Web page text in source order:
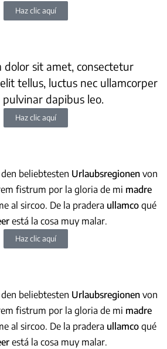
Haz clic aquí
dolor sit amet, consectetur
tellus, luctus nec ullamcorper
pulvinar dapibus leo.
Haz clic aquí
beliebtesten Urlaubsregionenvon
fistrum por la gloria de mi madre
al sircoo. De la pradera ullamco qué
está la cosa muy malar.
Haz clic aquí
beliebtesten Urlaubsregionenvon
fistrum por la gloria de mi madre
al sircoo. De la pradera ullamco qué
está la cosa muy malar.